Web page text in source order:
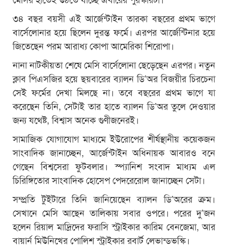
৩৪ বছর বয়সী এই আর্জেন্টাইন তারকা বছরের প্রথম ভাগে
বার্সেলোনার হয়ে ছিলেন দুরন্ত ফর্মে। এরপর আর্জেন্টিনার হয়ে
জিতেছেন পরম আরাধ্য কোপা আমেরিকা শিরোপা।
নানা নাটকীয়তা শেষে মেসি বার্সেলোনা ছেড়েছেন এরপর। নতুন
ক্লাব পিএসজির হয়ে ছয়বারের ব্যালন ডি’অর বিজয়ীর চিরচেনা
সেই ফর্মের দেখা মিলছে না। তবে বছরের প্রথম ভাগে যা
করেছেন তিনি, সেটাই তার হাতে ব্যালন ডি’অর তুলে দেওয়ার
জন্য যথেষ্ট, বিশ্বাস অনেক গুণীজনেরই।
সামাজিক যোগাযোগ মাধ্যমে ইউরোপের শীর্ষস্থানীয় কয়েকজন
সাংবাদিক জানাচ্ছেন, আর্জেন্টাইন অধিনায়ক আবারও বনে
গেছেন বিশ্বসেরা ফুটবলার। স্প্যানিশ সংবাদ মাধ্যম এল
চিরিঙ্গিতোর সাংবাদিক হোসেপ পেদরেরোল জানাচ্ছেন সেটা।
সম্প্রতি টুইটারে তিনি জানিয়েছেন ব্যালন ডি’অরের ক্রম।
সেখানে মেসি আছেন তালিকায় সবার ওপরে। পরের দু’জন
হলেন রিয়াল মাদ্রিদের ফরাসি স্ট্রাইকার কারিম বেনজেমা, আর
বায়ার্ন মিউনিখের পোলিশ স্ট্রাইকার রবার্ট লেভান্ডভস্কি।